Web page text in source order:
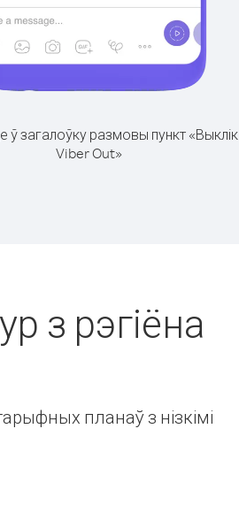
загалоўку размовы пункт «Выклік
Viber Out»
з рэгіёна
планаў з нізкімі